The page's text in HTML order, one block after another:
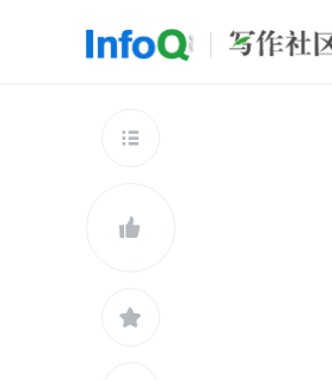
查看更多


